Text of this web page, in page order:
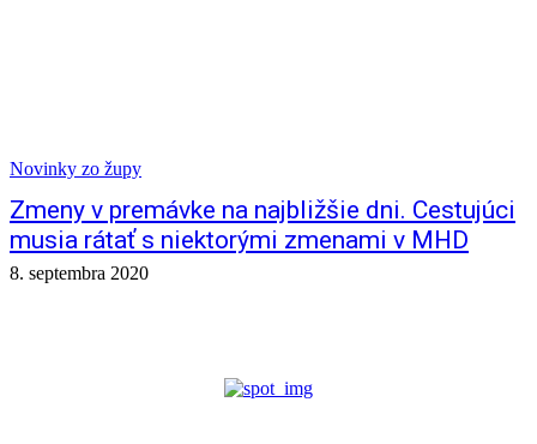
Novinky zo župy
Zmeny v premávke na najbližšie dni. Cestujúci
musia rátať s niektorými zmenami v MHD
8. septembra 2020